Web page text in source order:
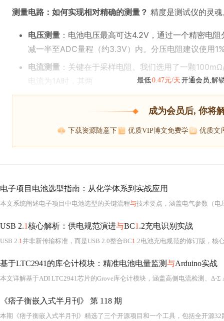
测量电路：如何实现相对精确的测量？ 精度是测试仪的灵
电压测量 ：电池电压最高可达4.2V，通过一个精密电
减一半至ADC量程（约3.3V）内。分压电阻建议使用
电流测量 ：关键在于采样电阻。我们选用了一颗
电流为1A时，其两
最低0.47元/天 开通会员,解
成为会员后, 你将
下载资源随意下 优质VIP博文免费学 优质文
电子项目电池选型指南：从化学体系到实战应用
本文系统阐述电子项目中电池选型的关键流程与技术要点，涵盖电气参数（电压、容量、峰值/持续电流）、物理环境约束（尺寸、温度、重量）、主流化学体系对比
USB 2.1核心解析：供电规范演进与BC1 .2充电识别实战
USB 2.1并非新传输标准，而是USB 2.0整合BC1.2电池充电规范的修订版，核
基于LTC2941的库仑计模块：精准电池电量监测与Arduino实战
《痞子衡嵌入式半月刊》 第 118 期